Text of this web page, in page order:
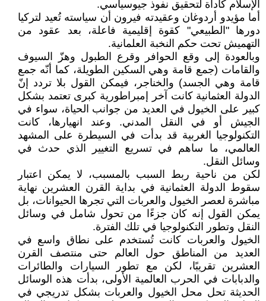
الإسلام كأداة لتحقيق نفوذ جيوسياسي.
أما مؤيدو أردوغان وعقيدته فيرون أن سياسته تُعيد لتركيا
دورها "الطبيعي" كقوة إقليمية فاعلة، بعد عقود من
التهميش تحت حكم النخبة العلمانية.
وبالعودة إلى وقع الحوافر وقرع الطبول وهزّ السيوف
والقامات (جمع قامة وهي السكين الطويلة، كما أنّه جمع
قامة وهي الجسد) والخناجر، فيمكن القول بلا تردد إنّ
الدولة العثمانية كانت آخر إمبراطورية كبرى تعتمد بشكل
كبير على الخيول في العديد من جوانب الحياة، سواء في
الجيش أو في النقل المدني. وعند انهيارها، كانت
التكنولوجيا الغربية قد بدأت في السيطرة على المشهد
العالمي، ما ساهم في تسريع التغيير الذي حدث في
وسائل النقل.
لكن من ناحية ربط السبب بالمسبب، لا يمكن اعتبار
سقوط الدولة العثمانية في بداية القرن العشرين نهاية
مباشرة لعصر الخيول والعربات التي تجرها الحيوانات، بل
يمكن القول إنه كان جزءًا من تحول شامل في وسائل
النقل وتطور التكنولوجيا في تلك الفترة.
الخيول والعربات كانت تُستخدم على نطاق واسع في
العديد من المناطق حول العالم حتى منتصف القرن
العشرين تقريبًا، لكن مع تطور السيارات والطائرات
والدبابات في الحرب العالمية الأولى، بدأت هذه الوسائل
الحديثة تحل محل الخيول والعربات بشكل تدريجي في